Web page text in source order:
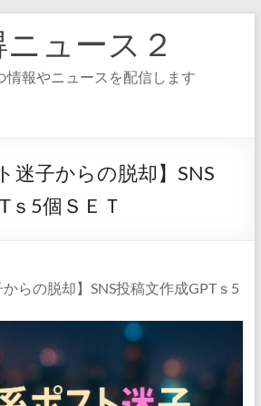
ュース２
情報やニュースを配信します
迷子からの脱却】SNS
ｓ5個ＳＥＴ
からの脱却】SNS投稿文作成GPTｓ5